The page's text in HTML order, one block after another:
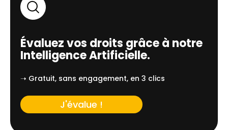
Évaluez vos droits grâce à notre
Intelligence Artificielle.
➝ Gratuit, sans engagement, en 3 clics
J'évalue !